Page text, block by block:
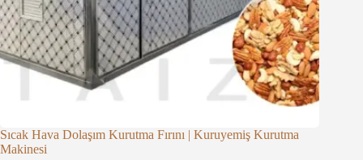
Sıcak Hava Dolaşım Kurutma Fırını | Kuruyemiş Kurutma
Makinesi